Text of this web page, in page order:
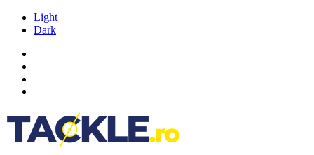
Light
Dark